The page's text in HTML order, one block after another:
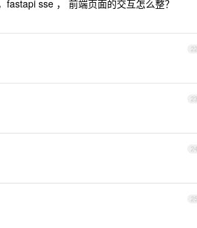
sse ， 前端页面的交互怎么整？
22
23
24
25